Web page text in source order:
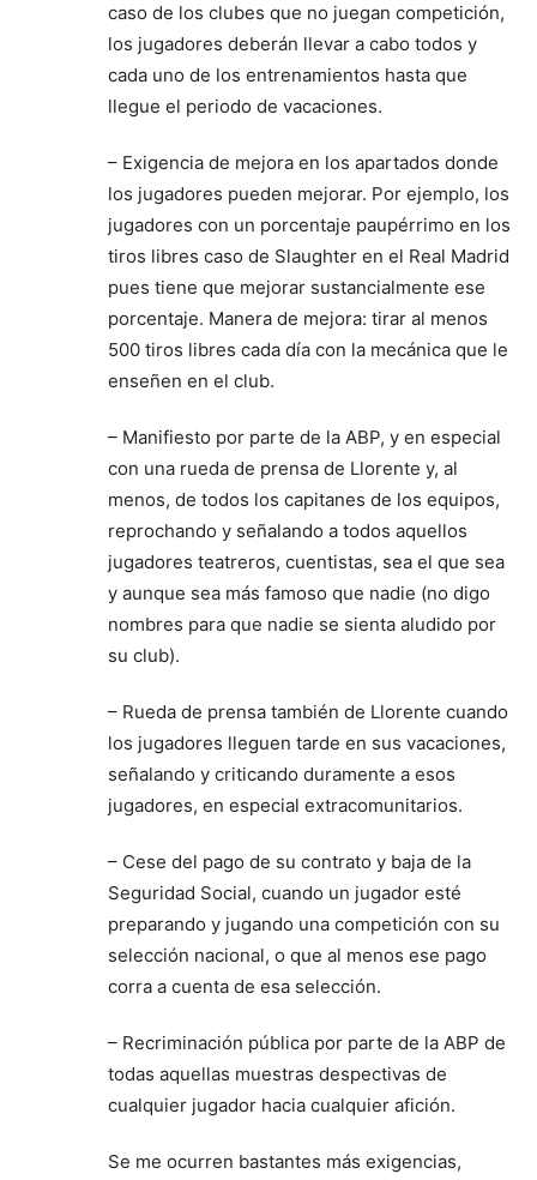
caso de los clubes que no juegan competición,
los jugadores deberán llevar a cabo todos y
cada uno de los entrenamientos hasta que
llegue el periodo de vacaciones.
– Exigencia de mejora en los apartados donde
los jugadores pueden mejorar. Por ejemplo, los
jugadores con un porcentaje paupérrimo en los
tiros libres caso de Slaughter en el Real Madrid
pues tiene que mejorar sustancialmente ese
porcentaje. Manera de mejora: tirar al menos
500 tiros libres cada día con la mecánica que le
enseñen en el club.
– Manifiesto por parte de la ABP, y en especial
con una rueda de prensa de Llorente y, al
menos, de todos los capitanes de los equipos,
reprochando y señalando a todos aquellos
jugadores teatreros, cuentistas, sea el que sea
y aunque sea más famoso que nadie (no digo
nombres para que nadie se sienta aludido por
su club).
– Rueda de prensa también de Llorente cuando
los jugadores lleguen tarde en sus vacaciones,
señalando y criticando duramente a esos
jugadores, en especial extracomunitarios.
– Cese del pago de su contrato y baja de la
Seguridad Social, cuando un jugador esté
preparando y jugando una competición con su
selección nacional, o que al menos ese pago
corra a cuenta de esa selección.
– Recriminación pública por parte de la ABP de
todas aquellas muestras despectivas de
cualquier jugador hacia cualquier afición.
Se me ocurren bastantes más exigencias,